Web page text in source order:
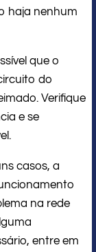
haja nenhum
que o
do
Verifique
e se
casos, a
na rede
entre em